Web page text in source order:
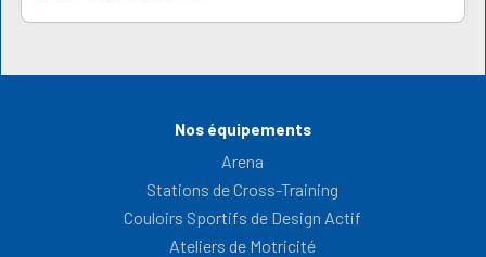
Nos équipements
Arena
Stations de Cross-Training
Couloirs Sportifs de Design Actif
Ateliers de Motricité